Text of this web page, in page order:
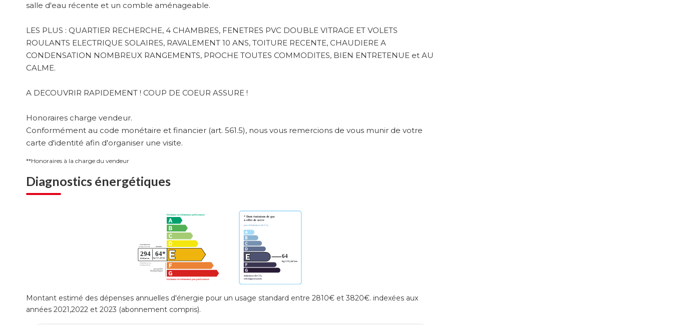
salle d'eau récente et un comble aménageable.
LES PLUS : QUARTIER RECHERCHE, 4 CHAMBRES, FENETRES PVC DOUBLE VITRAGE ET VOLETS
ROULANTS ELECTRIQUE SOLAIRES, RAVALEMENT 10 ANS, TOITURE RECENTE, CHAUDIERE A
CONDENSATION NOMBREUX RANGEMENTS, PROCHE TOUTES COMMODITES, BIEN ENTRETENUE et AU
CALME.
A DECOUVRIR RAPIDEMENT ! COUP DE COEUR ASSURE !
Honoraires charge vendeur.
Conformément au code monétaire et financier (art. 561.5), nous vous remercions de vous munir de votre
carte d'identité afin d'organiser une visite.
**Honoraires à la charge du vendeur
Diagnostics énergétiques
Montant estimé des dépenses annuelles d'énergie pour un usage standard entre 2810€ et 3820€. indexées aux
années 2021,2022 et 2023 (abonnement compris).